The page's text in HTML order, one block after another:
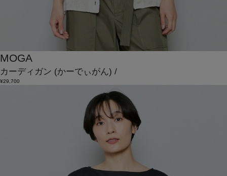
MOGA
カーディガン (かーでぃがん) /
¥29,700